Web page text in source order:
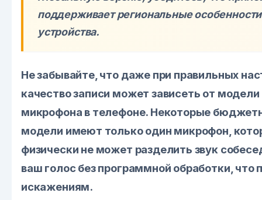
поддерживает региональные
устройства.
Не забывайте, что даже при правильных
качество записи может зависеть от модели
микрофона в телефоне. Некоторые
модели имеют только один микрофон,
физически не может разделить звук
ваш голос без программной обработки, что
искажениям.